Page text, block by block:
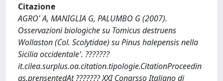
Citazione
AGRO' A, MANIGLIA G, PALUMBO G (2007).
Osservazioni biologiche su Tomicus destruens
Wollaston (Col. Scolytidae) su Pinus halepensis nella
Sicilia occidentale'. ???????
it.cilea.surplus.oa.citation.tipologie.CitationProceedin
gs.prensentedAt ??????? XXI Congrsso Italiano di